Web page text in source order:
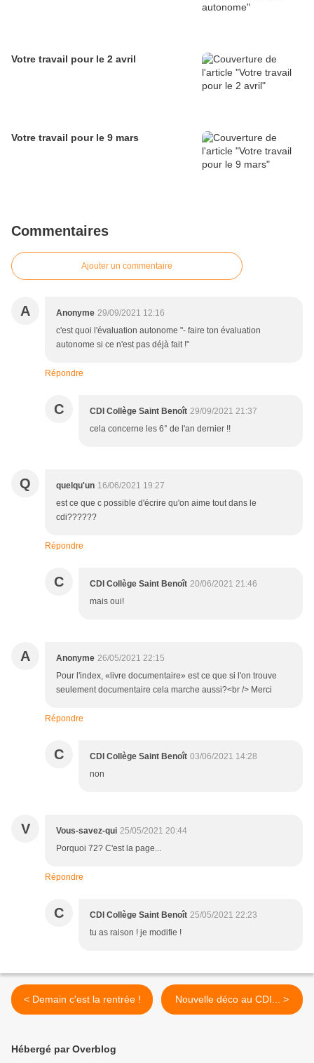
Votre travail pour le 2 avril
Votre travail pour le 9 mars
Commentaires
Ajouter un commentaire
A Anonyme 29/09/2021 12:16
c'est quoi l'évaluation autonome "- faire ton évaluation
autonome si ce n'est pas déjà fait !"
Répondre
C CDI Collège Saint Benoît 29/09/2021 21:37
cela concerne les 6° de l'an dernier !!
Q quelqu'un 16/06/2021 19:27
est ce que c possible d'écrire qu'on aime tout dans le
cdi??????
Répondre
C CDI Collège Saint Benoît 20/06/2021 21:46
mais oui!
A Anonyme 26/05/2021 22:15
Pour l'index, «livre documentaire» est ce que si l'on trouve
seulement documentaire cela marche aussi?<br /> Merci
Répondre
C CDI Collège Saint Benoît 03/06/2021 14:28
non
V Vous-savez-qui 25/05/2021 20:44
Porquoi 72? C'est la page...
Répondre
C CDI Collège Saint Benoît 25/05/2021 22:23
tu as raison ! je modifie !
< Demain c'est la rentrée ! Nouvelle déco au CDI... >
Hébergé par Overblog